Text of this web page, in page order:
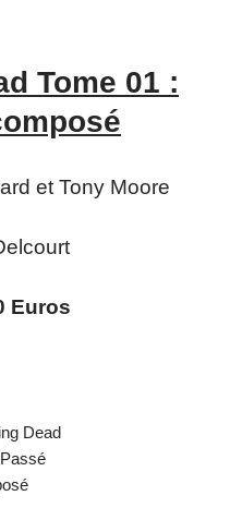
Tome 01 :
et Tony Moore
Euros